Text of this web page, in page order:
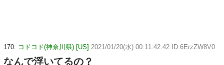
170: コドコド(神奈川県) [US] 2021/01/20(水) 00:11:42.42 ID:6ErzZW8V0
なんで浮いてるの？